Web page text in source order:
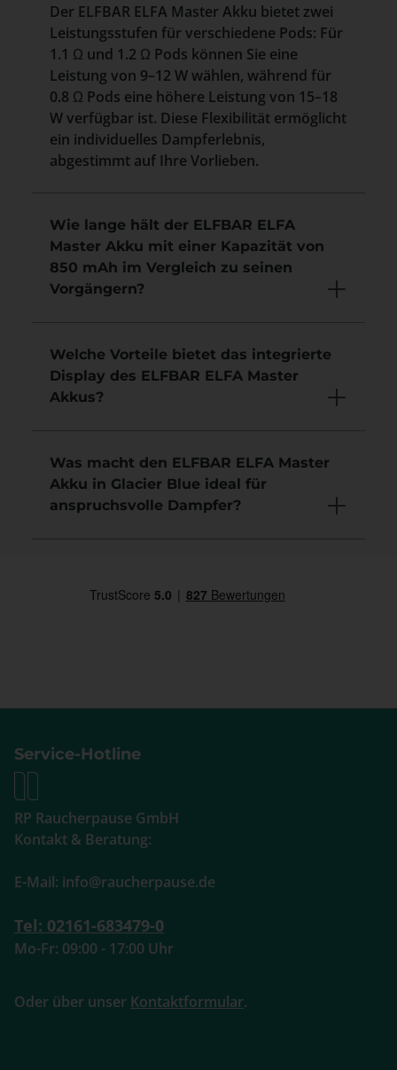
Der ELFBAR ELFA Master Akku bietet zwei
Leistungsstufen für verschiedene Pods: Für
1.1 Ω und 1.2 Ω Pods können Sie eine
Leistung von 9–12 W wählen, während für
0.8 Ω Pods eine höhere Leistung von 15–18
W verfügbar ist. Diese Flexibilität ermöglicht
ein individuelles Dampferlebnis,
abgestimmt auf Ihre Vorlieben.
Wie lange hält der ELFBAR ELFA
Master Akku mit einer Kapazität von
850 mAh im Vergleich zu seinen
Vorgängern?
Welche Vorteile bietet das integrierte
Display des ELFBAR ELFA Master
Akkus?
Was macht den ELFBAR ELFA Master
Akku in Glacier Blue ideal für
anspruchsvolle Dampfer?
Service-Hotline
RP Raucherpause GmbH
Kontakt & Beratung:
E-Mail: info@raucherpause.de
Tel: 02161-683479-0
Mo-Fr: 09:00 - 17:00 Uhr
Oder über unser Kontaktformular.